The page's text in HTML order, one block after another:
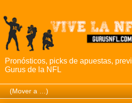
Pronósticos, picks de apuestas,
Gurus de la NFL